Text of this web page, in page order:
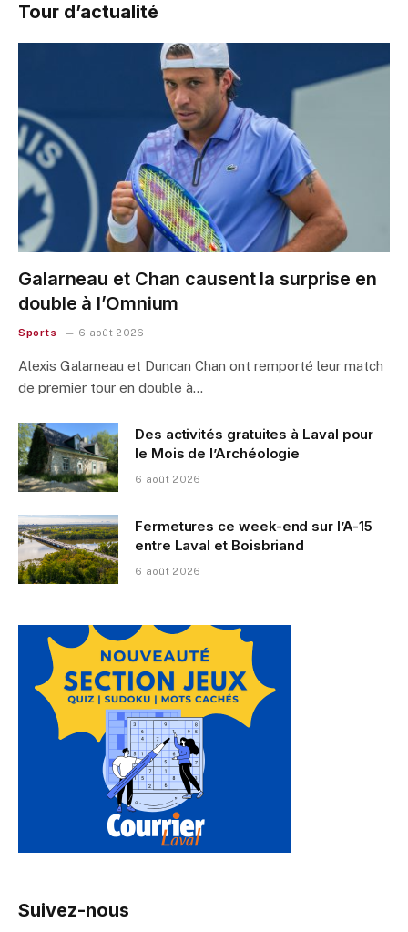
Tour d’actualité
Galarneau et Chan causent la surprise en
double à l’Omnium
Sports 6 août 2026
Alexis Galarneau et Duncan Chan ont remporté leur match
de premier tour en double à…
Des activités gratuites à Laval pour
le Mois de l’Archéologie
6 août 2026
Fermetures ce week-end sur l’A-15
entre Laval et Boisbriand
6 août 2026
Suivez-nous